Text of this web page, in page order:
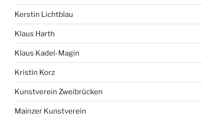
Kerstin Lichtblau
Klaus Harth
Klaus Kadel-Magin
Kristin Korz
Kunstverein Zweibrücken
Mainzer Kunstverein